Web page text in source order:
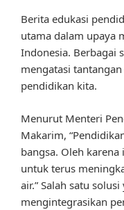
Berita edukasi
utama dalam upaya
Indonesia. Berbagai
mengatasi
pendidikan kita.
Menurut Menteri
Makarim,
bangsa. Oleh
untuk terus
air.” Salah satu
mengintegrasikan